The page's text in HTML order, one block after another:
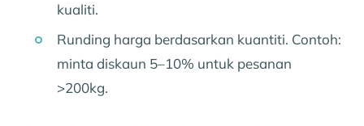
kualiti.
Runding harga berdasarkan kuantiti. Contoh:
minta diskaun 5–10% untuk pesanan
>200kg.